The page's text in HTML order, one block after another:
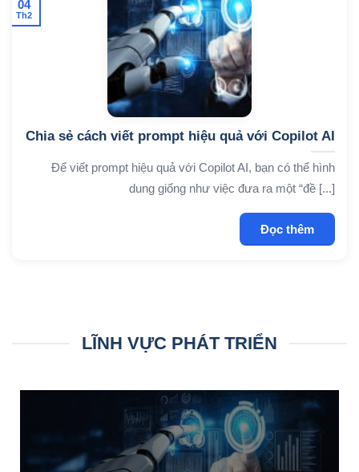
Chia sẻ cách viết prompt hiệu quả với Copilot AI
Để viết prompt hiệu quả với Copilot AI, bạn có thể hình
dung giống như việc đưa ra một “đề [...]
Đọc thêm
04
Th2
LĨNH VỰC PHÁT TRIỂN